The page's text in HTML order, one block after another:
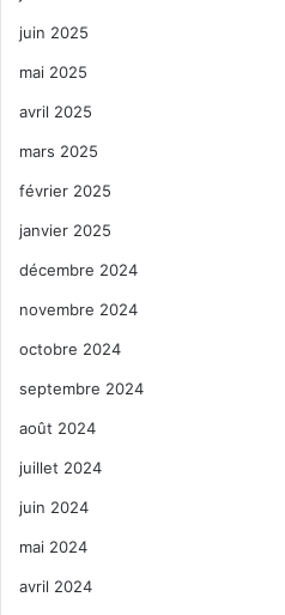
juin 2025
mai 2025
avril 2025
mars 2025
février 2025
janvier 2025
décembre 2024
novembre 2024
octobre 2024
septembre 2024
août 2024
juillet 2024
juin 2024
mai 2024
avril 2024